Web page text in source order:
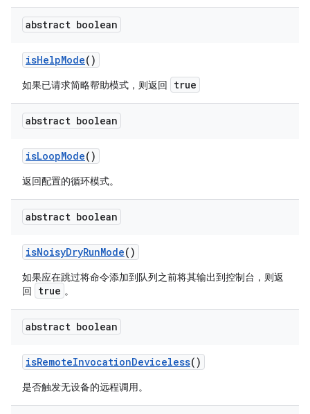
abstract boolean
isHelpMode()
如果已请求简略帮助模式，则返回 true
abstract boolean
isLoopMode()
返回配置的循环模式。
abstract boolean
isNoisyDryRunMode()
如果应在跳过将命令添加到队列之前将其输出到控制台，则返
回
true 。
abstract boolean
isRemoteInvocationDeviceless()
是否触发无设备的远程调用。